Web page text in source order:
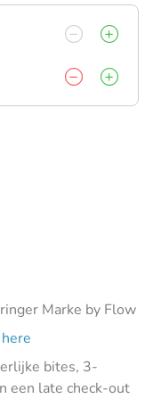
Marke by Flow
here
bites, 3-
een late check-out